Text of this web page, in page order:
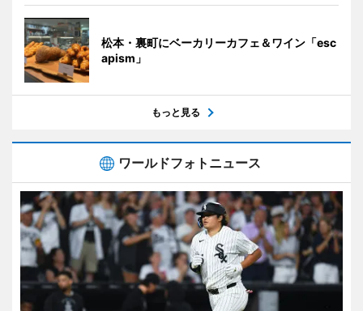
松本・裏町にベーカリーカフェ＆ワイン「esc
apism」
もっと見る
ワールドフォトニュース